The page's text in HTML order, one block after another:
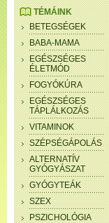
TÉMÁINK
BETEGSÉGEK
BABA-MAMA
EGÉSZSÉGES
ÉLETMÓD
FOGYÓKÚRA
EGÉSZSÉGES
TÁPLÁLKOZÁS
VITAMINOK
SZÉPSÉGÁPOLÁS
ALTERNATÍV
GYÓGYÁSZAT
GYÓGYTEÁK
SZEX
PSZICHOLÓGIA